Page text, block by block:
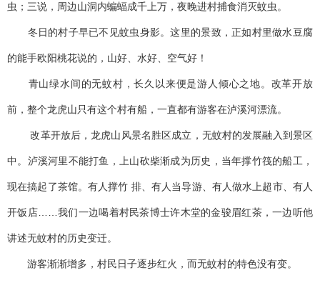
虫；三说，周边山洞内蝙蝠成千上万，夜晚进村捕食消灭蚊虫。
冬日的村子早已不见蚊虫身影。这里的景致，正如村里做水豆腐
的能手欧阳桃花说的，山好、水好、空气好！
青山绿水间的无蚊村，长久以来便是游人倾心之地。改革开放
前，整个龙虎山只有这个村有船，一直都有游客在泸溪河漂流。
改革开放后，龙虎山风景名胜区成立，无蚊村的发展融入到景区
中。泸溪河里不能打鱼，上山砍柴渐成为历史，当年撑竹筏的船工，
现在搞起了茶馆。有人撑竹 排、有人当导游、有人做水上超市、有人
开饭店……我们一边喝着村民茶博士许木堂的金骏眉红茶，一边听他
讲述无蚊村的历史变迁。
游客渐渐增多，村民日子逐步红火，而无蚊村的特色没有变。